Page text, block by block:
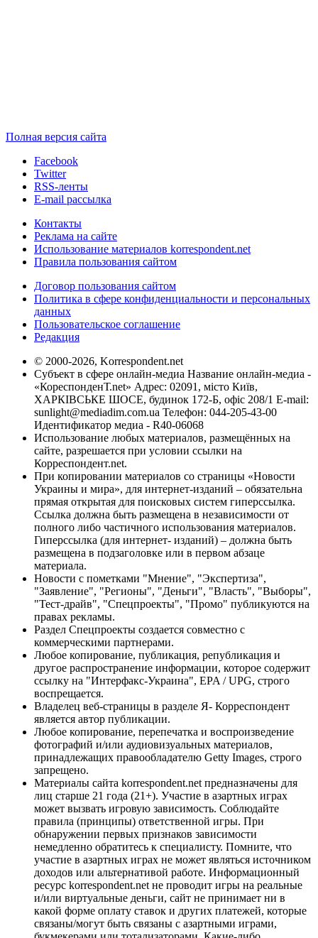
Полная версия сайта
Facebook
Twitter
RSS-ленты
E-mail рассылка
Контакты
Реклама на сайте
Использование материалов korrespondent.net
Правила пользования сайтом
Договор пользования сайтом
Политика в сфере конфиденциальности и персональных
данных
Пользовательское соглашение
Редакция
© 2000-2026, Korrespondent.net
Субъект в сфере онлайн-медиа Название онлайн-медиа -
«КореспонденТ.net» Адрес: 02091, місто Київ,
ХАРКІВСЬКЕ ШОСЕ, будинок 172-Б, офіс 208/1 E-mail:
sunlight@mediadim.com.ua Телефон: 044-205-43-00
Идентификатор медиа - R40-06068
Использование любых материалов, размещённых на
сайте, разрешается при условии ссылки на
Корреспондент.net.
При копировании материалов со страницы «Новости
Украины и мира», для интернет-изданий – обязательна
прямая открытая для поисковых систем гиперссылка.
Ссылка должна быть размещена в независимости от
полного либо частичного использования материалов.
Гиперссылка (для интернет- изданий) – должна быть
размещена в подзаголовке или в первом абзаце
материала.
Новости с пометками "Мнение", "Экспертиза",
"Заявление", "Регионы", "Деньги", "Власть", "Выборы",
"Тест-драйв", "Спецпроекты", "Промо" публикуются на
правах рекламы.
Раздел Спецпроекты создается совместно с
коммерческими партнерами.
Любое копирование, публикация, републикация и
другое распространение информации, которое содержит
ссылку на "Интерфакс-Украина", EPA / UPG, строго
воспрещается.
Владелец веб-страницы в разделе Я- Корреспондент
является автор публикации.
Любое копирование, перепечатка и воспроизведение
фотографий и/или аудиовизуальных материалов,
принадлежащих правообладателю Getty Images, строго
запрещено.
Материалы сайта korrespondent.net предназначены для
лиц старше 21 года (21+). Участие в азартных играх
может вызвать игровую зависимость. Соблюдайте
правила (принципы) ответственной игры. При
обнаружении первых признаков зависимости
немедленно обратитесь к специалисту. Помните, что
участие в азартных играх не может являться источником
доходов или альтернативой работе. Информационный
ресурс korrespondent.net не проводит игры на реальные
и/или виртуальные деньги, сайт не принимает ни в
какой форме оплату ставок и других платежей, которые
связаны/могут быть связаны с азартными играми,